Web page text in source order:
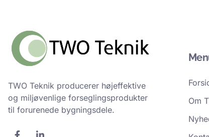
TWO Teknik producerer højeffektive
og miljøvenlige forseglingsprodukter
til forurenede bygningsdele.
F
Om